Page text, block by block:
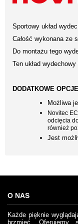
Sportowy układ
Całość wykonana ze
Do montażu tego
Ten układ
DODATKOWE
Możliwa
Novitec
odcięcia
również
Jest
O NAS
Każde pięknie
brzmieć. Oferujemy